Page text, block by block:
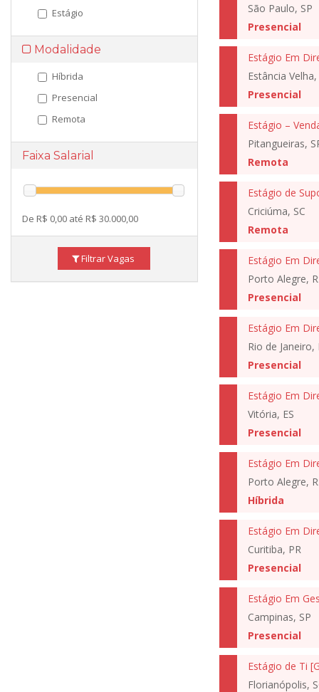
Estágio
Modalidade
Híbrida
Presencial
Remota
Faixa Salarial
De R$ 0,00 até R$ 30.000,00
Filtrar Vagas
São Paulo, SP
Presencial
Estágio Em
Estância Velha,
Presencial
Estágio –
Pitangueiras,
Remota
Criciúma, SC
Remota
Estágio Em
Porto Alegre,
Presencial
Estágio Em
Rio de Janeiro,
Presencial
Estágio Em
Vitória, ES
Presencial
Estágio Em
Porto Alegre,
Híbrida
Estágio Em
Curitiba, PR
Presencial
Estágio Em
Campinas, SP
Presencial
Estágio de Ti
Florianópolis,